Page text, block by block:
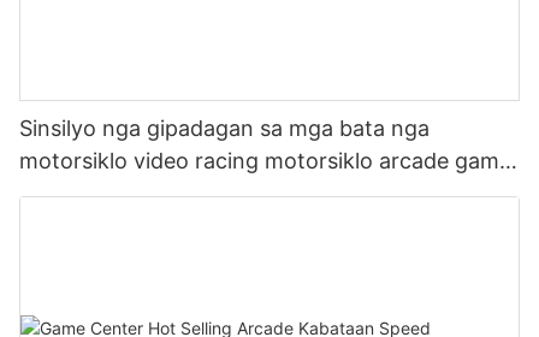
Sinsilyo nga gipadagan sa mga bata nga
motorsiklo video racing motorsiklo arcade game
machine alang sa mga parke sa kalingawan